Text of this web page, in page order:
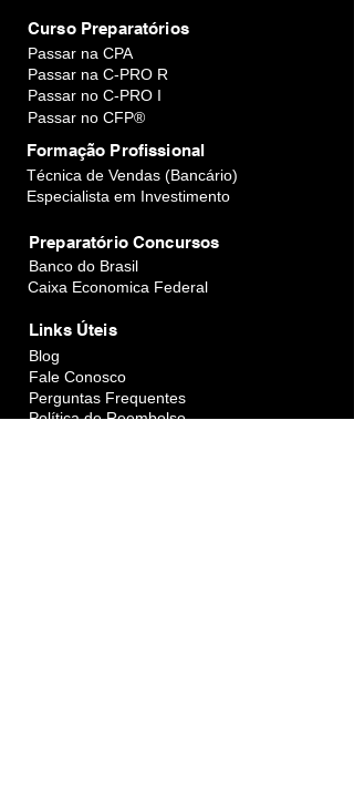
Curso Preparatórios
Passar na CPA
Passar na C-PRO R
Passar no C-PRO I
Passar no CFP®
Formação Profissional
Técnica de Vendas (Bancário)
Especialista em Investimento
Preparatório Concursos
Banco do Brasil
Caixa Economica Federal
Links Úteis
Blog
Fale Conosco
Perguntas Frequentes
Política de Reembolso